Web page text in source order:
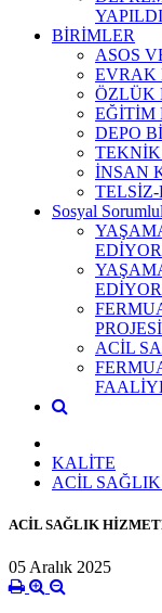
BİRİMLER
ASOS
EVRAK
ÖZLÜK
EĞİTİM
DEPO
İNSAN
Sosyal
ACİL
KALİTE
ACİL
ACİL SAĞLIK
05 Aralık 2025